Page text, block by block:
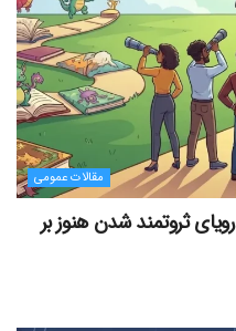
مقالات عمومی
چرا رویای ثروتمند شدن هنوز بر